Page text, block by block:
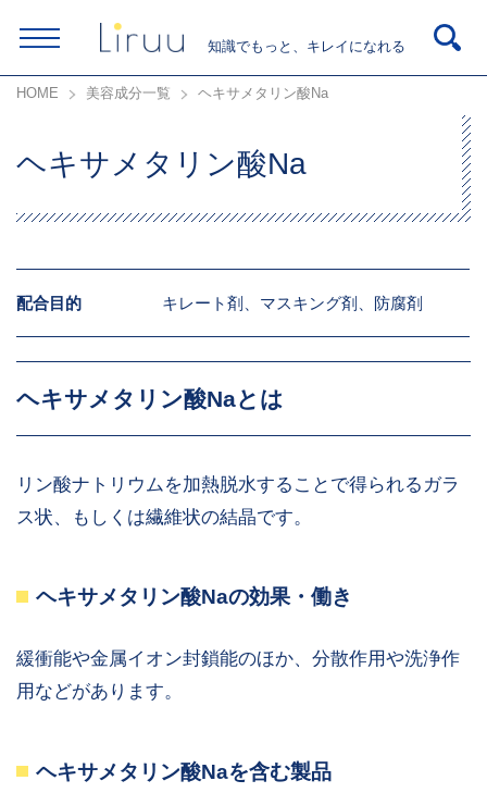
知識でもっと、キレイになれる
HOME 美容成分一覧 ヘキサメタリン酸Na
ヘキサメタリン酸Na
配合目的 キレート剤、マスキング剤、防腐剤
ヘキサメタリン酸Naとは
リン酸ナトリウムを加熱脱水することで得られるガラ
ス状、もしくは繊維状の結晶です。
ヘキサメタリン酸Naの効果・働き
緩衝能や金属イオン封鎖能のほか、分散作用や洗浄作
用などがあります。
ヘキサメタリン酸Naを含む製品